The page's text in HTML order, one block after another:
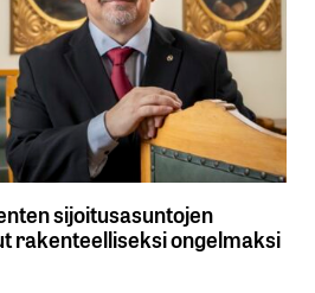
sijoitusasuntojen
rakenteelliseksi ongelmaksi